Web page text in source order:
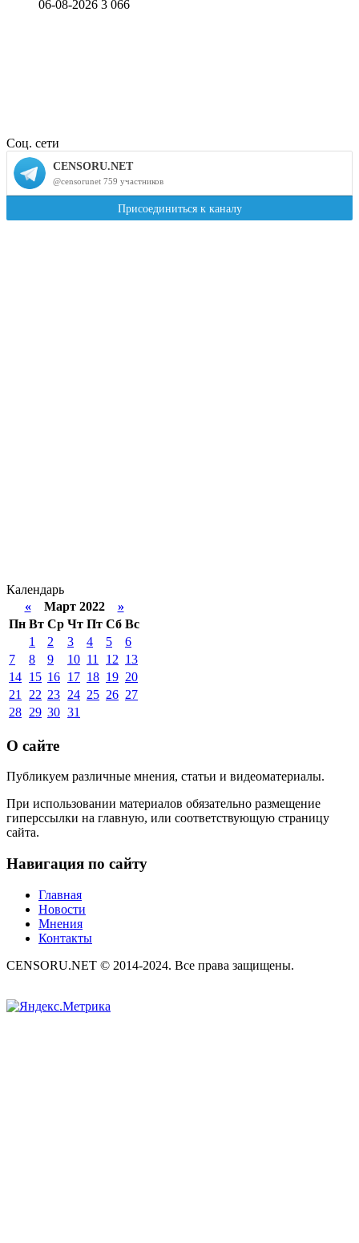
06-08-2026 3 066
Соц. сети
Календарь
«Март 2022 »
Пн Вт Ср Чт Пт Сб Вс
1
2 3 4 5
6
7
8 9 10 11 12 13
14 15 16 17 18 19 20
21
22 23 24 25 26 27
28 29 30 31
О сайте
Публикуем различные мнения, статьи и видеоматериалы.
При использовании материалов обязательно размещение
гиперссылки на главную, или соответствующую страницу
сайта.
Навигация по сайту
Главная
Новости
Мнения
Контакты
CENSORU.NET © 2014-2024. Все права защищены.